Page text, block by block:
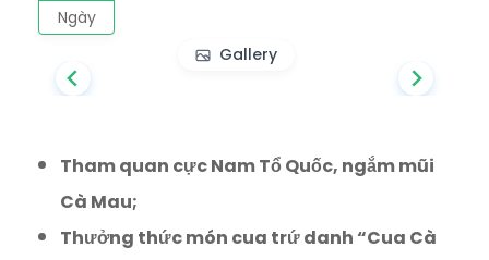
Ngày
Gallery
Tham quan cực Nam Tổ Quốc, ngắm mũi
Cà Mau;
Thưởng thức món cua trứ danh “Cua Cà